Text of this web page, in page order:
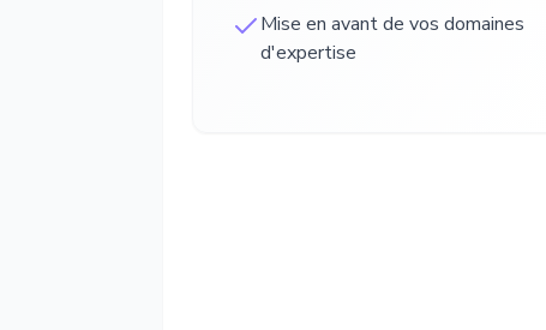
Mise en avant de vos domaines
d'expertise